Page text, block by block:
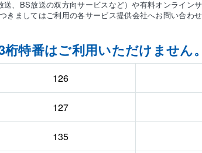
送、BS放送の双方向サービスなど）や有料オンライ
ましてはご利用の各サービス提供会社へお問い合わせ
特番はご利用いただけません。
126
127
135